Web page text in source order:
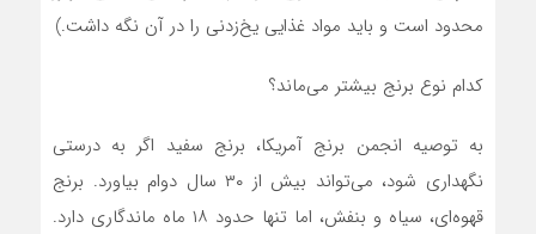
محدود است و باید مواد غذایی یخ‌زدنی را در آن نگه داشت.)
کدام نوع برنج بیشتر می‌ماند؟
به توصیه انجمن برنج آمریکا، برنج سفید اگر به درستی
نگهداری شود، می‌تواند بیش از ۳۰ سال دوام بیاورد. برنج
قهوه‌ای، سیاه و بنفش، اما تنها حدود ۱۸ ماه ماندگاری دارد.